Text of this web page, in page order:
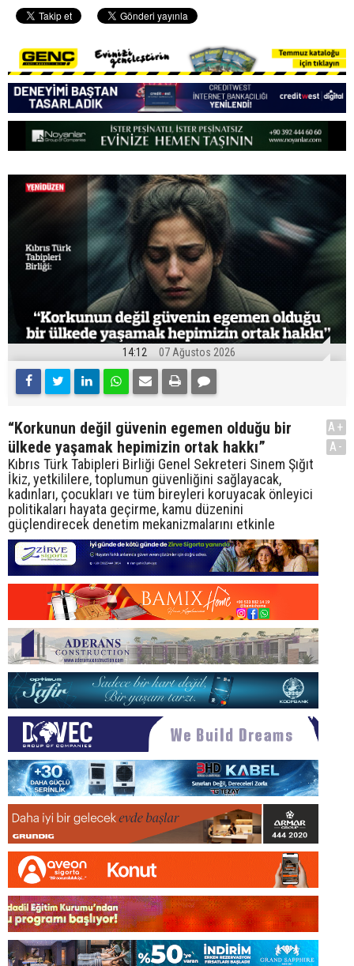
14:12 07 Ağustos 2026
“Korkunun değil güvenin egemen olduğu bir
ülkede yaşamak hepimizin ortak hakkı”
Kıbrıs Türk Tabipleri Birliği Genel Sekreteri Sinem Şığıt
İkiz, yetkililere, toplumun güvenliğini sağlayacak,
kadınları, çocukları ve tüm bireyleri koruyacak önleyici
politikaları hayata geçirme, kamu düzenini
güçlendirecek denetim mekanizmalarını etkinle
A+
A-